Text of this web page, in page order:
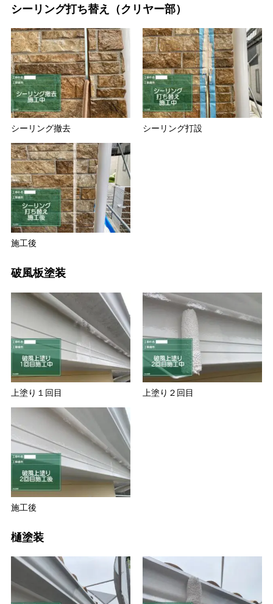
シーリング打ち替え（クリヤー部）
シーリング撤去 シーリング打設
施工後
破風板塗装
上塗り１回目 上塗り２回目
施工後
樋塗装